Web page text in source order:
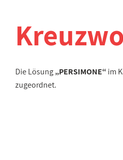
Die Lösung„PERSIMONE“ im
zugeordnet.